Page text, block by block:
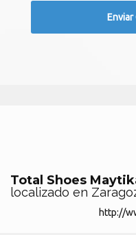
Total Shoes
localizado en
http://